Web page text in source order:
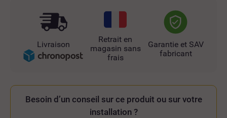
Livraison
Retrait en
magasin sans
frais
Garantie et SAV
fabricant
Besoin d’un conseil sur ce produit ou sur votre
installation ?